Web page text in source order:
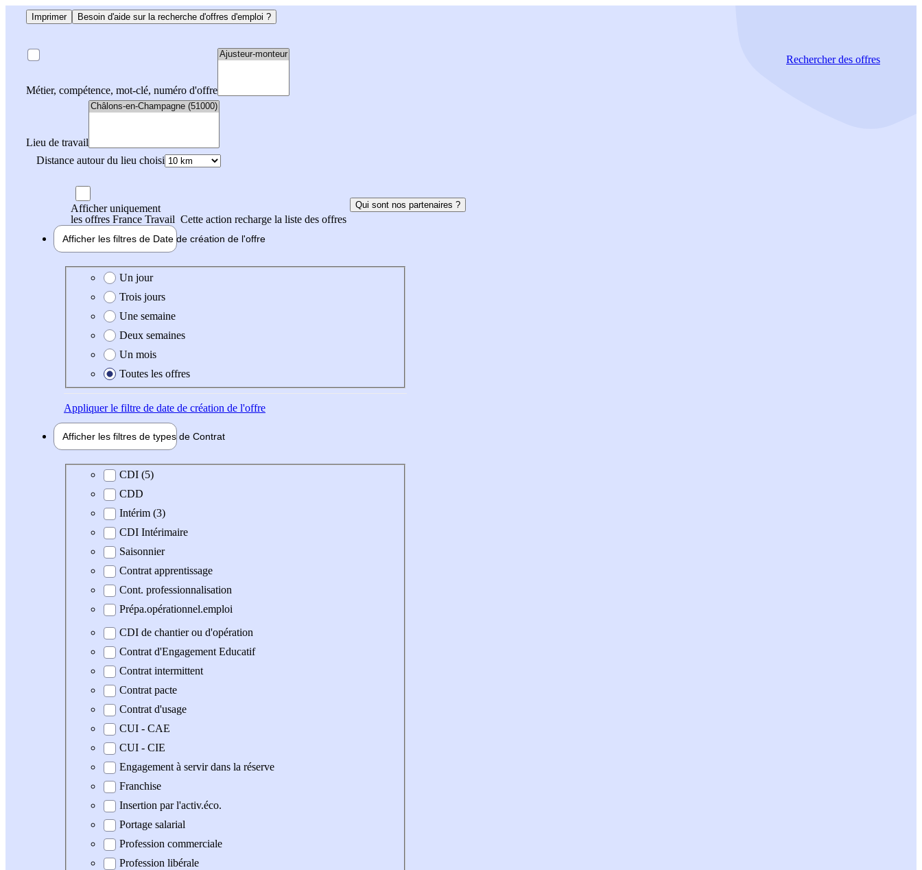
Imprimer Besoin d'aide sur la recherche d'offres d'emploi ?
Métier, compétence, mot-clé, numéro d'offre
Lieu de travail
Distance autour du lieu choisi
Rechercherdes offres
Afficher uniquement
les offres France Travail Cette action recharge la liste des offres
Qui sont nos partenaires ?
Afficher les filtres de Date de création de l'offre
Date de création de l'offre
Un jour
Trois jours
Une semaine
Deux semaines
Un mois
Toutes les offres
Appliquerle filtre de date de création de l'offre
Afficher les filtres de types de Contrat
Type de contrat
CDI (5)
CDD
Intérim (3)
CDI Intérimaire
Saisonnier
Contrat apprentissage
Cont. professionnalisation
Prépa.opérationnel.emploi
CDI de chantier ou d'opération
Contrat d'Engagement Educatif
Contrat intermittent
Contrat pacte
Contrat d'usage
CUI - CAE
CUI - CIE
Engagement à servir dans la réserve
Franchise
Insertion par l'activ.éco.
Portage salarial
Profession commerciale
Profession libérale